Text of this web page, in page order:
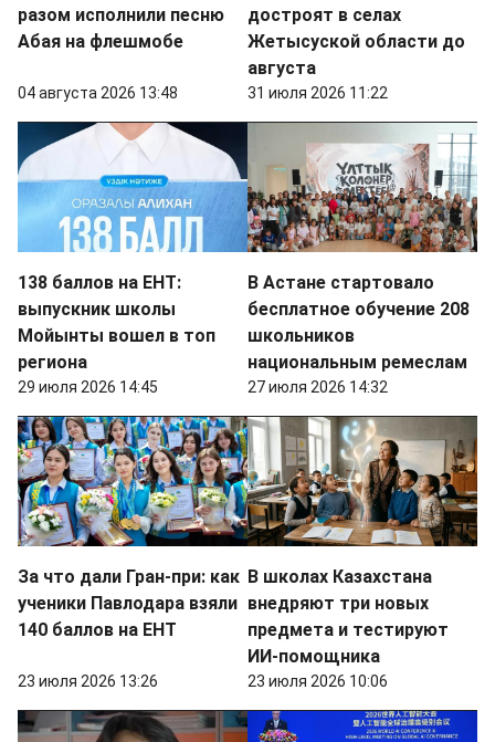
разом исполнили песню
Абая на флешмобе
04 августа 2026 13:48
достроят в селах
Жетысуской области до
августа
31 июля 2026 11:22
138 баллов на ЕНТ:
выпускник школы
Мойынты вошел в топ
региона
29 июля 2026 14:45
В Астане стартовало
бесплатное обучение 208
школьников
национальным ремеслам
27 июля 2026 14:32
За что дали Гран-при: как
ученики Павлодара взяли
140 баллов на ЕНТ
23 июля 2026 13:26
В школах Казахстана
внедряют три новых
предмета и тестируют
ИИ-помощника
23 июля 2026 10:06